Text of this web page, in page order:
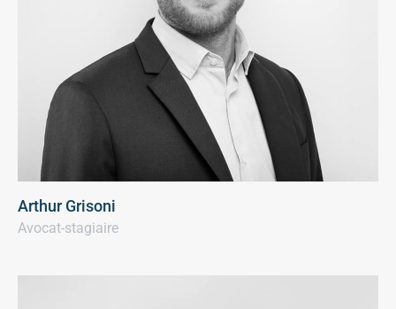
Arthur Grisoni
Avocat-stagiaire